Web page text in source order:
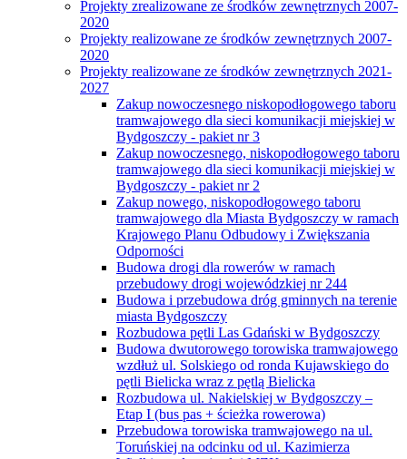
Projekty zrealizowane ze środków zewnętrznych 2007-
2020
Projekty realizowane ze środków zewnętrznych 2007-
2020
Projekty realizowane ze środków zewnętrznych 2021-
2027
Zakup nowoczesnego niskopodłogowego taboru
tramwajowego dla sieci komunikacji miejskiej w
Bydgoszczy - pakiet nr 3
Zakup nowoczesnego, niskopodłogowego taboru
tramwajowego dla sieci komunikacji miejskiej w
Bydgoszczy - pakiet nr 2
Zakup nowego, niskopodłogowego taboru
tramwajowego dla Miasta Bydgoszczy w ramach
Krajowego Planu Odbudowy i Zwiększania
Odporności
Budowa drogi dla rowerów w ramach
przebudowy drogi wojewódzkiej nr 244
Budowa i przebudowa dróg gminnych na terenie
miasta Bydgoszczy
Rozbudowa pętli Las Gdański w Bydgoszczy
Budowa dwutorowego torowiska tramwajowego
wzdłuż ul. Solskiego od ronda Kujawskiego do
pętli Bielicka wraz z pętlą Bielicka
Rozbudowa ul. Nakielskiej w Bydgoszczy –
Etap I (bus pas + ścieżka rowerowa)
Przebudowa torowiska tramwajowego na ul.
Toruńskiej na odcinku od ul. Kazimierza